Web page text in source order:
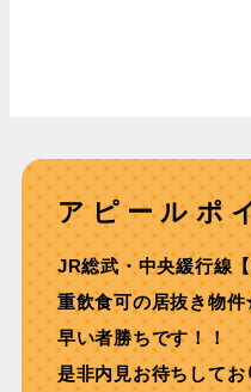
アピールポ
JR総武・中央緩⾏線
重飲⾷可の居抜き物
早い者勝ちです！！
是非内見お待ちしてお